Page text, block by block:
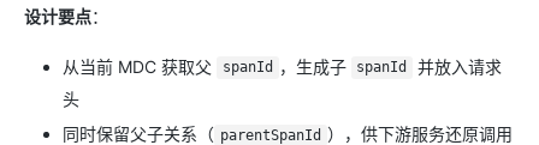
设计要点：
从当前 MDC 获取父 spanId ，生成子 spanId
并放入请求
头
同时保留父子关系（ parentSpanId ），供下游服务还原调用